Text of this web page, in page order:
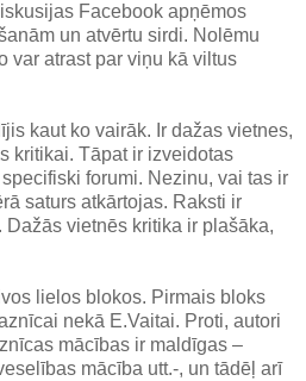
Facebook apņēmos
un atvērtu sirdi. Nolēmu
var atrast par viņu kā viltus
kaut ko vairāk. Ir dažas vietnes,
kritikai. Tāpat ir izveidotas
forumi. Nezinu, vai tas ir
saturs atkārtojas. Raksti ir
vietnēs kritika ir plašāka,
lielos blokos. Pirmais bloks
nekā E.Vaitai. Proti, autori
mācības ir maldīgas –
mācība utt.-, un tādēļ arī